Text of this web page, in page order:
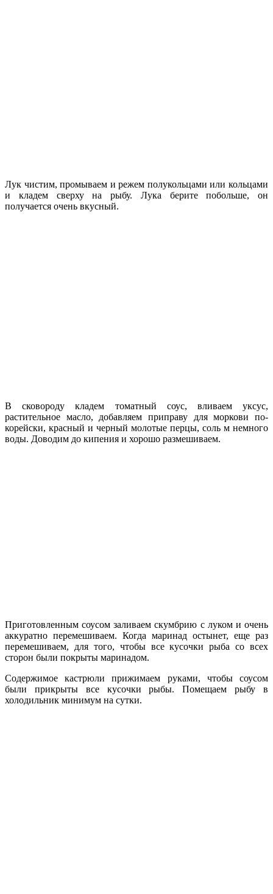
Лук чистим, промываем и режем полукольцами или кольцами
и кладем сверху на рыбу. Лука берите побольше, он
получается очень вкусный.
В сковороду кладем томатный соус, вливаем уксус,
растительное масло, добавляем приправу для моркови по-
корейски, красный и черный молотые перцы, соль м немного
воды. Доводим до кипения и хорошо размешиваем.
Приготовленным соусом заливаем скумбрию с луком и очень
аккуратно перемешиваем. Когда маринад остынет, еще раз
перемешиваем, для того, чтобы все кусочки рыба со всех
сторон были покрыты маринадом.
Содержимое кастрюли прижимаем руками, чтобы соусом
были прикрыты все кусочки рыбы. Помещаем рыбу в
холодильник минимум на сутки.